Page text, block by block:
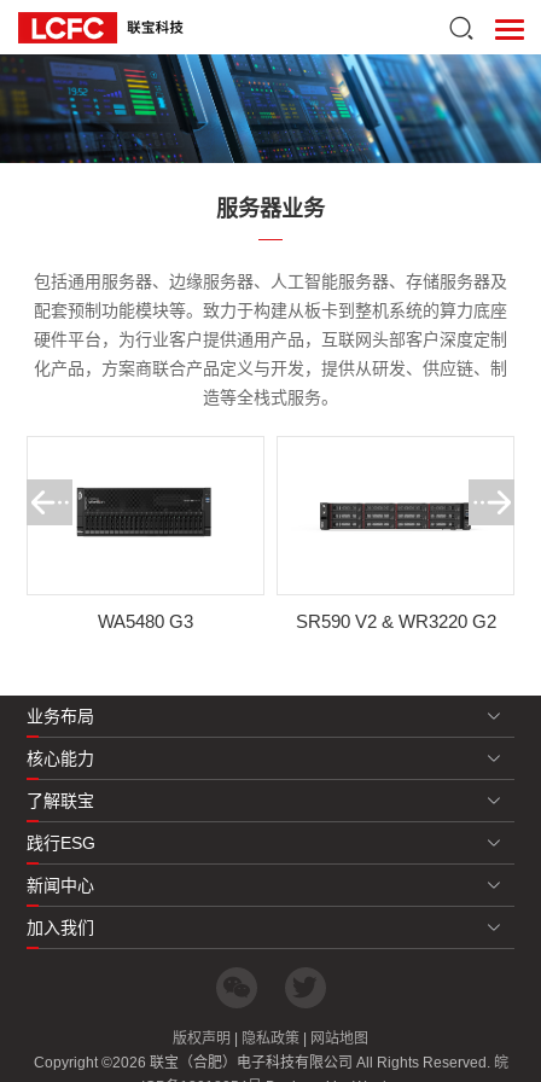
服务器业务
包括通用服务器、边缘服务器、人工智能服务器、存储服务器及
配套预制功能模块等。致力于构建从板卡到整机系统的算力底座
硬件平台，为行业客户提供通用产品，互联网头部客户深度定制
化产品，方案商联合产品定义与开发，提供从研发、供应链、制
造等全栈式服务。
WA5480 G3 SR590 V2 & WR3220 G2
业务布局
核心能力
了解联宝
践行ESG
新闻中心
加入我们
版权声明 | 隐私政策 | 网站地图
Copyright ©2026 联宝（合肥）电子科技有限公司 All Rights Reserved. 皖